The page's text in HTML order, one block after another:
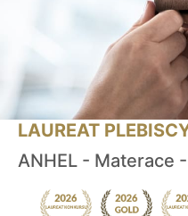
LAUREAT
ANHEL - Materace